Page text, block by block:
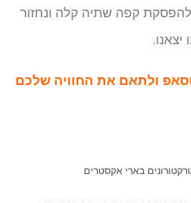
קפה שתיה קלה ונחזור
ולתאם את החוויה שלכם